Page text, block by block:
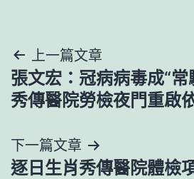
文
章
覽
上一篇文章
張文宏：冠病病毒成“
秀傳醫院勞檢夜門重啟
下一篇文章
逐日生肖秀傳醫院體檢